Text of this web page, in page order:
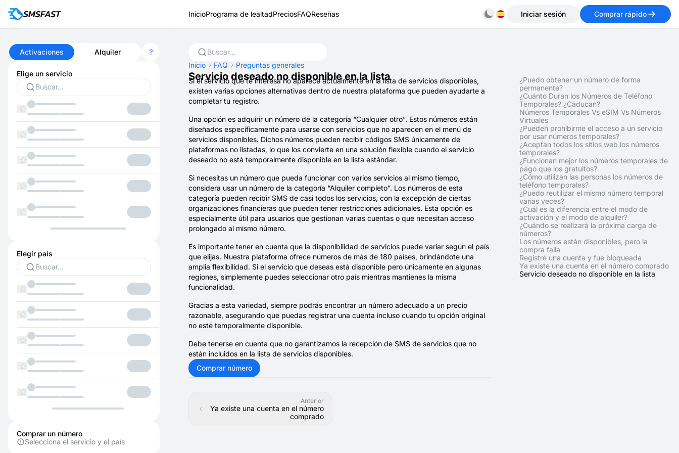
InicioPrograma de lealtadPreciosFAQReseñas Iniciar sesión Comprar rápido
Activaciones Alquiler
Elige un servicio
Elegir país
Comprar un número
Selecciona el servicio y el país
Inicio FAQ Preguntas generales
Servicio deseado no disponible en la lista
Si el servicio que te interesa no aparece actualmente en la lista de servicios disponibles,
existen varias opciones alternativas dentro de nuestra plataforma que pueden ayudarte a
completar tu registro.
Una opción es adquirir un número de la categoría “Cualquier otro”. Estos números están
diseñados específicamente para usarse con servicios que no aparecen en el menú de
servicios disponibles. Dichos números pueden recibir códigos SMS únicamente de
plataformas no listadas, lo que los convierte en una solución flexible cuando el servicio
deseado no está temporalmente disponible en la lista estándar.
Si necesitas un número que pueda funcionar con varios servicios al mismo tiempo,
considera usar un número de la categoría “Alquiler completo”. Los números de esta
categoría pueden recibir SMS de casi todos los servicios, con la excepción de ciertas
organizaciones financieras que pueden tener restricciones adicionales. Esta opción es
especialmente útil para usuarios que gestionan varias cuentas o que necesitan acceso
prolongado al mismo número.
Es importante tener en cuenta que la disponibilidad de servicios puede variar según el país
que elijas. Nuestra plataforma ofrece números de más de 180 países, brindándote una
amplia flexibilidad. Si el servicio que deseas está disponible pero únicamente en algunas
regiones, simplemente puedes seleccionar otro país mientras mantienes la misma
funcionalidad.
Gracias a esta variedad, siempre podrás encontrar un número adecuado a un precio
razonable, asegurando que puedas registrar una cuenta incluso cuando tu opción original
no esté temporalmente disponible.
Debe tenerse en cuenta que no garantizamos la recepción de SMS de servicios que no
están incluidos en la lista de servicios disponibles.
Comprar número
Anterior
Ya existe una cuenta en el número
comprado
¿Puedo obtener un número de forma
permanente?
¿Cuánto Duran los Números de Teléfono
Temporales? ¿Caducan?
Números Temporales Vs eSIM Vs Números
Virtuales
¿Pueden prohibirme el acceso a un servicio
por usar números temporales?
¿Aceptan todos los sitios web los números
temporales?
¿Funcionan mejor los números temporales de
pago que los gratuitos?
¿Cómo utilizan las personas los números de
teléfono temporales?
¿Puedo reutilizar el mismo número temporal
varias veces?
¿Cuál es la diferencia entre el modo de
activación y el modo de alquiler?
¿Cuándo se realizará la próxima carga de
números?
Los números están disponibles, pero la
compra falla
Registré una cuenta y fue bloqueada
Ya existe una cuenta en el número comprado
Servicio deseado no disponible en la lista